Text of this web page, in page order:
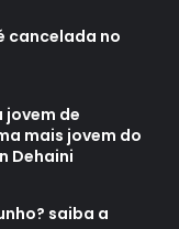
cancelada no
jovem de
mais jovem do
Dehaini
saiba a